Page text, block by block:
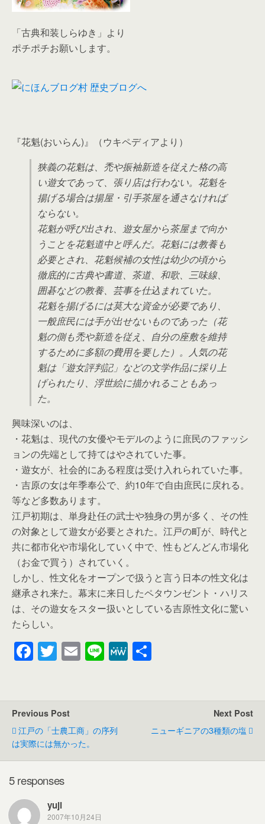
「古典和装しらゆき」より
ポチポチお願いします。
『花魁(おいらん)』（ウキペディアより）
狭義の花魁は、禿や振袖新造を従えた格の高
い遊女であって、張り店は行わない。花魁を
揚げる場合は揚屋・引手茶屋を通さなければ
ならない。
花魁が呼び出され、遊女屋から茶屋まで向か
うことを花魁道中と呼んだ。花魁には教養も
必要とされ、花魁候補の女性は幼少の頃から
徹底的に古典や書道、茶道、和歌、三味線、
囲碁などの教養、芸事を仕込まれていた。
花魁を揚げるには莫大な資金が必要であり、
一般庶民には手が出せないものであった（花
魁の側も禿や新造を従え、自分の座敷を維持
するために多額の費用を要した）。人気の花
魁は「遊女評判記」などの文学作品に採り上
げられたり、浮世絵に描かれることもあっ
た。
興味深いのは、
・花魁は、現代の女優やモデルのように庶民のファッシ
ョンの先端として持てはやされていた事。
・遊女が、社会的にある程度は受け入れられていた事。
・吉原の女は年季奉公で、約10年で自由庶民に戻れる。
等など多数あります。
江戸初期は、単身赴任の武士や独身の男が多く、その性
の対象として遊女が必要とされた。江戸の町が、時代と
共に都市化や市場化していく中で、性もどんどん市場化
（お金で買う）されていく。
しかし、性文化をオープンで扱うと言う日本の性文化は
継承され来た。幕末に来日したペタウンゼント・ハリス
は、その遊女をスター扱いとしている吉原性文化に驚い
たらしい。
F
a
e
b
o
o
k
T
wi
er
E
m
Li
n
M
e
Previous Post
江戸の「士農工商」の序列
は実際には無かった。
Next Post
ニューギニアの3種類の塩
5 responses
yuji
2007年10月24日